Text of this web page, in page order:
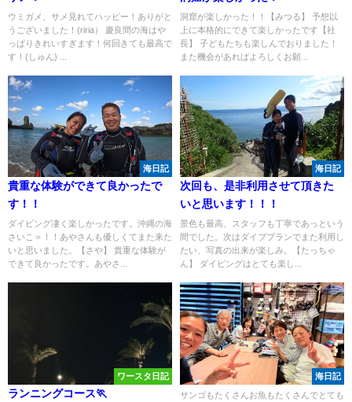
ウミガメ、サメ見れてハッピー！ありがと
うございました！(riria） 慶良間の海はや
っぱりきれいすぎます！何回きても最高で
す！(しゅん) ...
洞窟が楽しかった！！【みつる】 予想以
上に本格的にできて楽しかったです【社
長】 子どもたちも楽しんでおりました！
また機会があればよろしくお願...
海日記
貴重な体験ができて良かったで
す！！
ダイビング凄く楽しかったです。沖縄の海
さいこ＝！！あやさんも優しくてまた来た
いと思いました。【さや】 貴重な体験が
できて良かったです。あやさ...
海日記
次回も、是非利用させて頂きた
いと思います！！！
景色も最高、スタッフも丁寧であっという
間でした。次はダイブプランでまた利用し
たい、写真の出来が楽しみ。【たっちゃ
ん】 ダイビングはとても楽し...
ワースタ日記
ランニングコース🏃
海日記
サンゴもたくさんお魚もたくさんでとても